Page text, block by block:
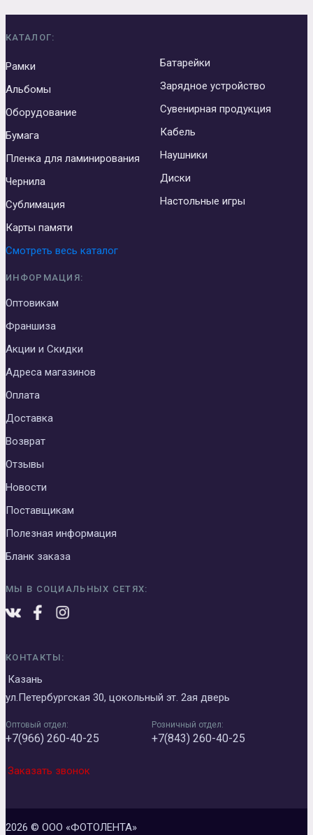
КАТАЛОГ:
Рамки
Альбомы
Оборудование
Бумага
Пленка для ламинирования
Чернила
Сублимация
Карты памяти
Батарейки
Зарядное устройство
Сувенирная продукция
Кабель
Наушники
Диски
Настольные игры
Смотреть весь каталог
ИНФОРМАЦИЯ:
Оптовикам
Франшиза
Акции и Скидки
Адреса магазинов
Оплата
Доставка
Возврат
Отзывы
Новости
Поставщикам
Полезная информация
Бланк заказа
МЫ В СОЦИАЛЬНЫХ СЕТЯХ:
КОНТАКТЫ:
Казань
ул.Петербургская 30, цокольный эт. 2ая дверь
Оптовый отдел:
+7(966) 260-40-25
Розничный отдел:
+7(843) 260-40-25
Заказать звонок
2026 © ООО «ФОТОЛЕНТА»